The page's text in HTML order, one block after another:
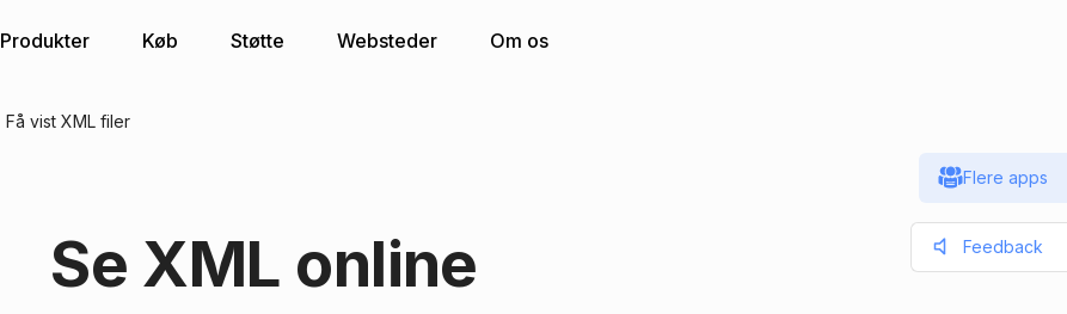
Produkter Køb Støtte Websteder Om os
Få vist XML filer
Se XML online
Flere apps
Feedback